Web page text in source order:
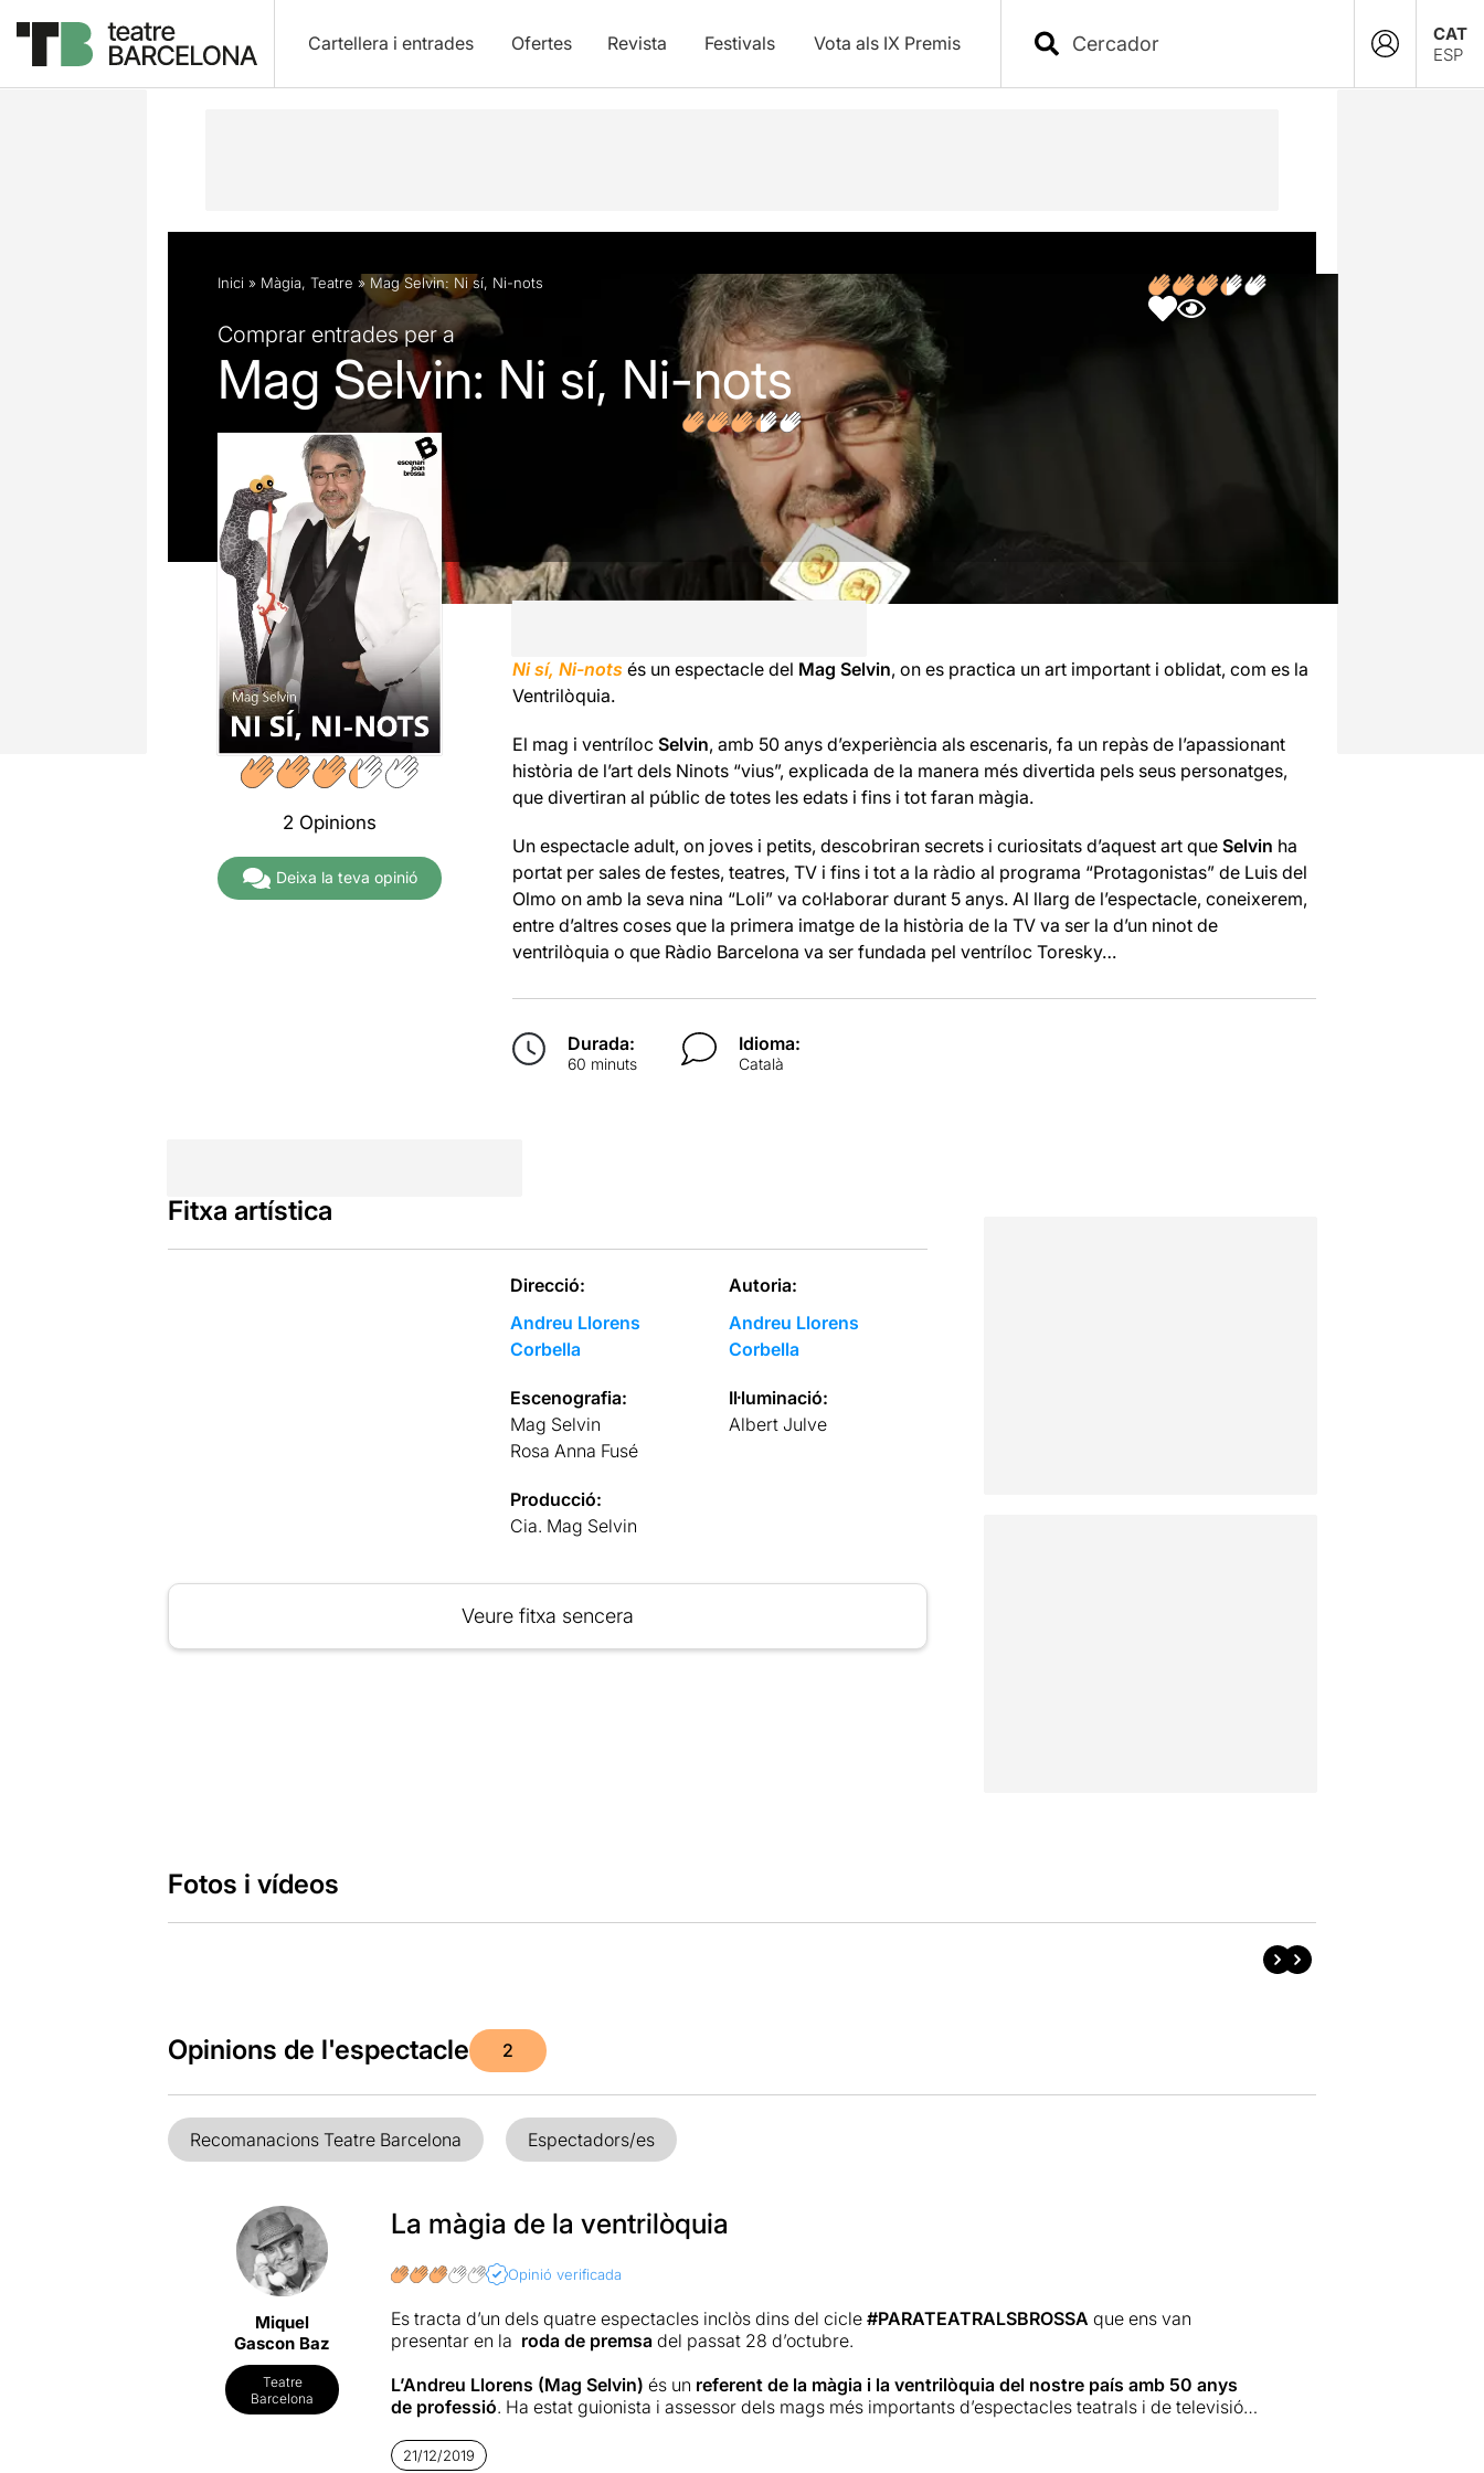
Cartellera i entrades Ofertes Revista Festivals Vota als IX Premis
CAT
ESP
Descripció Fitxa artística Fotos i vídeos Opinions
Inici » Màgia, Teatre » Mag Selvin: Ni sí, Ni-nots
Comprar entrades per a
Mag Selvin: Ni sí, Ni-nots
2 Opinions
Deixa la teva opinió
Ni sí, Ni-nots és un espectacle del Mag Selvin, on es practica un art important i oblidat, com es la
Ventrilòquia.
El mag i ventríloc Selvin, amb 50 anys d’experiència als escenaris, fa un repàs de l’apassionant
història de l’art dels Ninots “vius”, explicada de la manera més divertida pels seus personatges,
que divertiran al públic de totes les edats i fins i tot faran màgia.
Un espectacle adult, on joves i petits, descobriran secrets i curiositats d’aquest art que Selvin ha
portat per sales de festes, teatres, TV i fins i tot a la ràdio al programa “Protagonistas” de Luis del
Olmo on amb la seva nina “Loli” va col·laborar durant 5 anys. Al llarg de l’espectacle, coneixerem,
entre d’altres coses que la primera imatge de la història de la TV va ser la d’un ninot de
ventrilòquia o que Ràdio Barcelona va ser fundada pel ventríloc Toresky…
Durada:
60 minuts
Idioma:
Català
Fitxa artística
Direcció:
Andreu Llorens
Corbella
Autoria:
Andreu Llorens
Corbella
Escenografia:
Mag Selvin
Rosa Anna Fusé
Il·luminació:
Albert Julve
Producció:
Cia. Mag Selvin
Veure fitxa sencera
Fotos i vídeos
Opinions de l'espectacle 2
Recomanacions Teatre Barcelona Espectadors/es
Miquel
Gascon Baz
Teatre
Barcelona
La màgia de la ventrilòquia
Opinió verificada
Es tracta d’un dels quatre espectacles inclòs dins del cicle #PARATEATRALSBROSSA que ens van
presentar en la roda de premsa del passat 28 d’octubre.
L’Andreu Llorens (Mag Selvin) és un referent de la màgia i la ventrilòquia del nostre país amb 50 anys
de professió. Ha estat guionista i assessor dels mags més importants d’espectacles teatrals i de televisió.
en parella amb Hauson durant força temps, i recentment, ha treballat també d’assessor amb el Mago Pop.
21/12/2019